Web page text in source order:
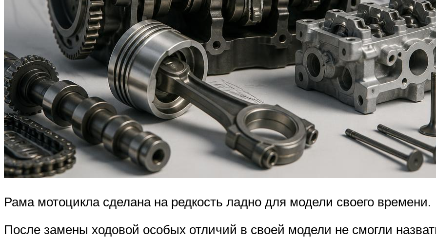
Рама мотоцикла сделана на редкость ладно для модели своего времени.
После замены ходовой особых отличий в своей модели не смогли